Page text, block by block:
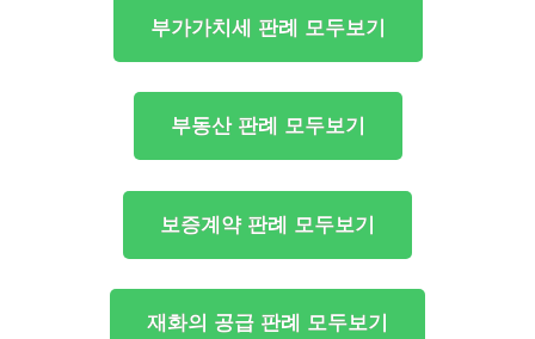
부가가치세 판례 모두보기
부동산 판례 모두보기
보증계약 판례 모두보기
재화의 공급 판례 모두보기